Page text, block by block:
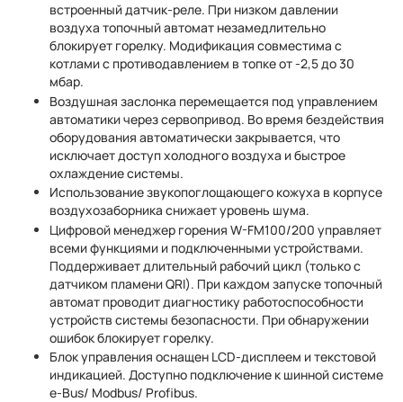
встроенный датчик-реле. При низком давлении
воздуха топочный автомат незамедлительно
блокирует горелку. Модификация совместима с
котлами с противодавлением в топке от -2,5 до 30
мбар.
Воздушная заслонка перемещается под управлением
автоматики через сервопривод. Во время бездействия
оборудования автоматически закрывается, что
исключает доступ холодного воздуха и быстрое
охлаждение системы.
Использование звукопоглощающего кожуха в корпусе
воздухозаборника снижает уровень шума.
Цифровой менеджер горения W-FM100/200 управляет
всеми функциями и подключенными устройствами.
Поддерживает длительный рабочий цикл (только с
датчиком пламени QRI). При каждом запуске топочный
автомат проводит диагностику работоспособности
устройств системы безопасности. При обнаружении
ошибок блокирует горелку.
Блок управления оснащен LCD-дисплеем и текстовой
индикацией. Доступно подключение к шинной системе
e-Bus/ Modbus/ Profibus.